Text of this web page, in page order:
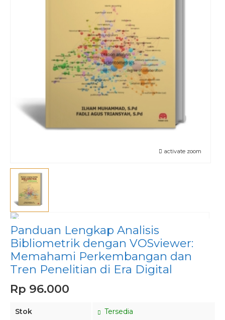
activate zoom
Panduan Lengkap Analisis
Bibliometrik dengan VOSviewer:
Memahami Perkembangan dan
Tren Penelitian di Era Digital
Rp 96.000
Stok Tersedia